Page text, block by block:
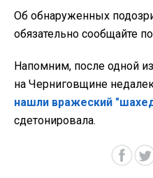
Об обнаруженных
обязательно сообщайте
Напомним, после одной
на Черниговщине
нашли вражеский
сдетонировала.